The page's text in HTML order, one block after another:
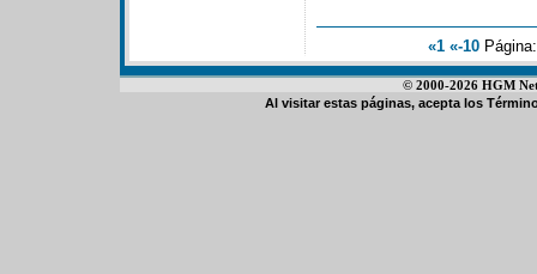
«1 «-10
© 2000-2026 HGM
Al visitar estas páginas, acepta los